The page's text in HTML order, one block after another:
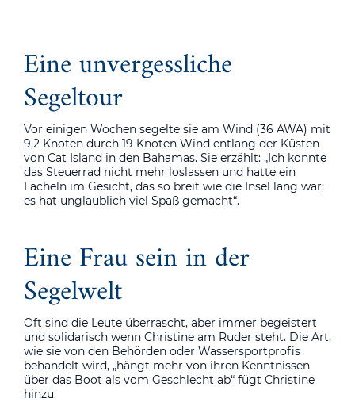
Eine unvergessliche
Segeltour
Vor einigen Wochen segelte sie am Wind (36 AWA) mit
9,2 Knoten durch 19 Knoten Wind entlang der Küsten
von Cat Island in den Bahamas. Sie erzählt: „Ich konnte
das Steuerrad nicht mehr loslassen und hatte ein
Lächeln im Gesicht, das so breit wie die Insel lang war;
es hat unglaublich viel Spaß gemacht“.
Eine Frau sein in der
Segelwelt
Oft sind die Leute überrascht, aber immer begeistert
und solidarisch wenn Christine am Ruder steht. Die Art,
wie sie von den Behörden oder Wassersportprofis
behandelt wird, „hängt mehr von ihren Kenntnissen
über das Boot als vom Geschlecht ab“ fügt Christine
hinzu.